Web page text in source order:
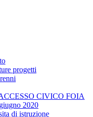
progetti
CIVICO FOIA
2020
di istruzione